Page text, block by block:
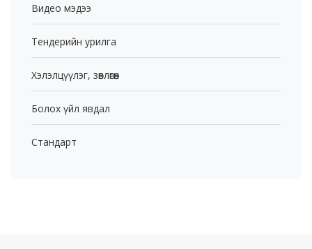
Видео мэдээ
Тендерийн урилга
Хэлэлцүүлэг, зөвлөгөөн
Болох үйл явдал
Стандарт